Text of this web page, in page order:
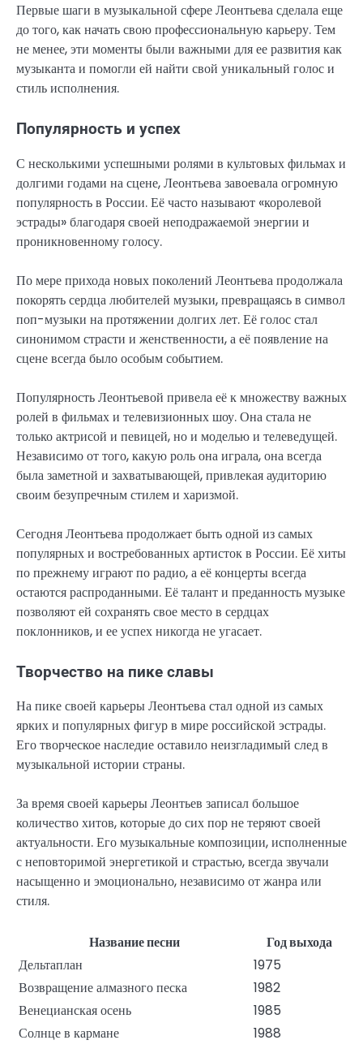
Первые шаги в музыкальной сфере Леонтьева сделала еще
до того, как начать свою профессиональную карьеру. Тем
не менее, эти моменты были важными для ее развития как
музыканта и помогли ей найти свой уникальный голос и
стиль исполнения.
Популярность и успех
С несколькими успешными ролями в культовых фильмах и
долгими годами на сцене, Леонтьева завоевала огромную
популярность в России. Её часто называют «королевой
эстрады» благодаря своей неподражаемой энергии и
проникновенному голосу.
По мере прихода новых поколений Леонтьева продолжала
покорять сердца любителей музыки, превращаясь в символ
поп-музыки на протяжении долгих лет. Её голос стал
синонимом страсти и женственности, а её появление на
сцене всегда было особым событием.
Популярность Леонтьевой привела её к множеству важных
ролей в фильмах и телевизионных шоу. Она стала не
только актрисой и певицей, но и моделью и телеведущей.
Независимо от того, какую роль она играла, она всегда
была заметной и захватывающей, привлекая аудиторию
своим безупречным стилем и харизмой.
Сегодня Леонтьева продолжает быть одной из самых
популярных и востребованных артисток в России. Её хиты
по прежнему играют по радио, а её концерты всегда
остаются распроданными. Её талант и преданность музыке
позволяют ей сохранять свое место в сердцах
поклонников, и ее успех никогда не угасает.
Творчество на пике славы
На пике своей карьеры Леонтьева стал одной из самых
ярких и популярных фигур в мире российской эстрады.
Его творческое наследие оставило неизгладимый след в
музыкальной истории страны.
За время своей карьеры Леонтьев записал большое
количество хитов, которые до сих пор не теряют своей
актуальности. Его музыкальные композиции, исполненные
с неповторимой энергетикой и страстью, всегда звучали
насыщенно и эмоционально, независимо от жанра или
стиля.
Название песни
Год выхода
Дельтаплан
1975
Возвращение алмазного песка
1982
Венецианская осень
1985
Солнце в кармане
1988